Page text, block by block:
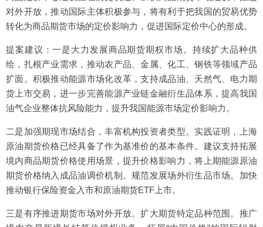
对外开放，推动国际主体积极参与，将有利于把我国的贸易优势
转化为商品期货市场的定价影响力，促进国际定价中心的形成。
提案建议：一是大力发展商品期货期权市场。持续扩大品种供
给，扎根产业需求，推动农产品、金属、化工、钢铁等领域产品
扩面。积极推动能源市场化改革，支持成品油、天然气、电力期
货上市交易，进一步完善能源产业链金融衍生品体系，提高我国
油气企业整体抗风险能力，提升我国能源市场定价影响力。
二是加强期现市场结合，丰富机构投资者类型。实践证明，上海
原油期货价格已经具备了作为基准价的基本条件。建议支持拓展
境内商品期货价格使用场景，提升价格影响力，将上期能源原油
期货价格纳入成品油调价机制。规范发展场外衍生品市场。加快
推动银行保险资金入市和原油期货ETF上市。
三是有序推进期货市场对外开放。扩大期货特定品种范围。推广